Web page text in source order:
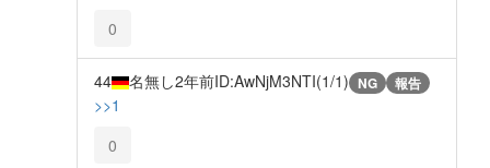
0
44 名無し2年前ID:AwNjM3NTI(1/1) NG 報告
>>1
0